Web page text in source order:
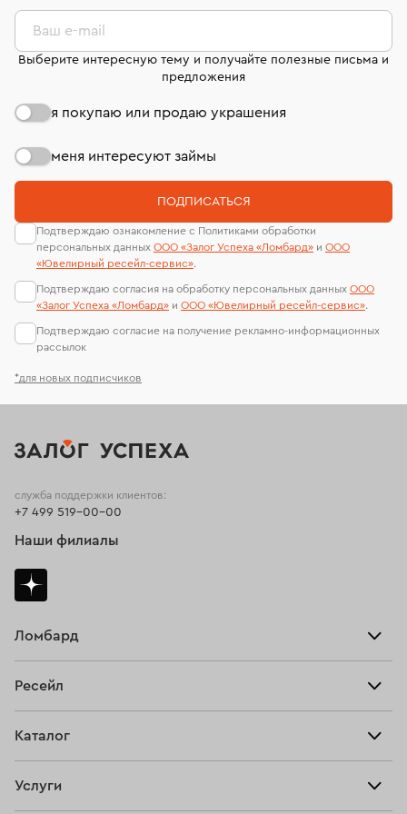
комиссионных украшений и часов смотрите на
странице«Возврат украшений»
лабораторий
*для новых подписчиков
Ваш e-mail
Выберите интересную тему и получайте полезные письма и
предложения
я покупаю или продаю украшения
меня интересуют займы
ПОДПИСАТЬСЯ
Подтверждаю ознакомление с Политиками обработки
персональных данных ООО «Залог Успеха «Ломбард» и ООО
«Ювелирный ресейл-сервиc».
Подтверждаю согласия на обработку персональных данных ООО
«Залог Успеха «Ломбард» и ООО «Ювелирный ресейл-сервиc».
Подтверждаю согласие на получение рекламно-информационных
рассылок
Ломбард
Тарифы
Ресейл
Купить
Каталог
Услуги
служба поддержки клиентов:
+7 499 519-00-00
Наши филиалы